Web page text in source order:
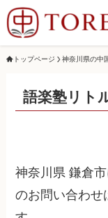
トップページ 神奈川県の中
語楽塾リト
神奈川県 鎌倉
のお問い合わせ